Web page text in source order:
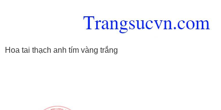
Hoa tai thạch anh tím vàng trắng